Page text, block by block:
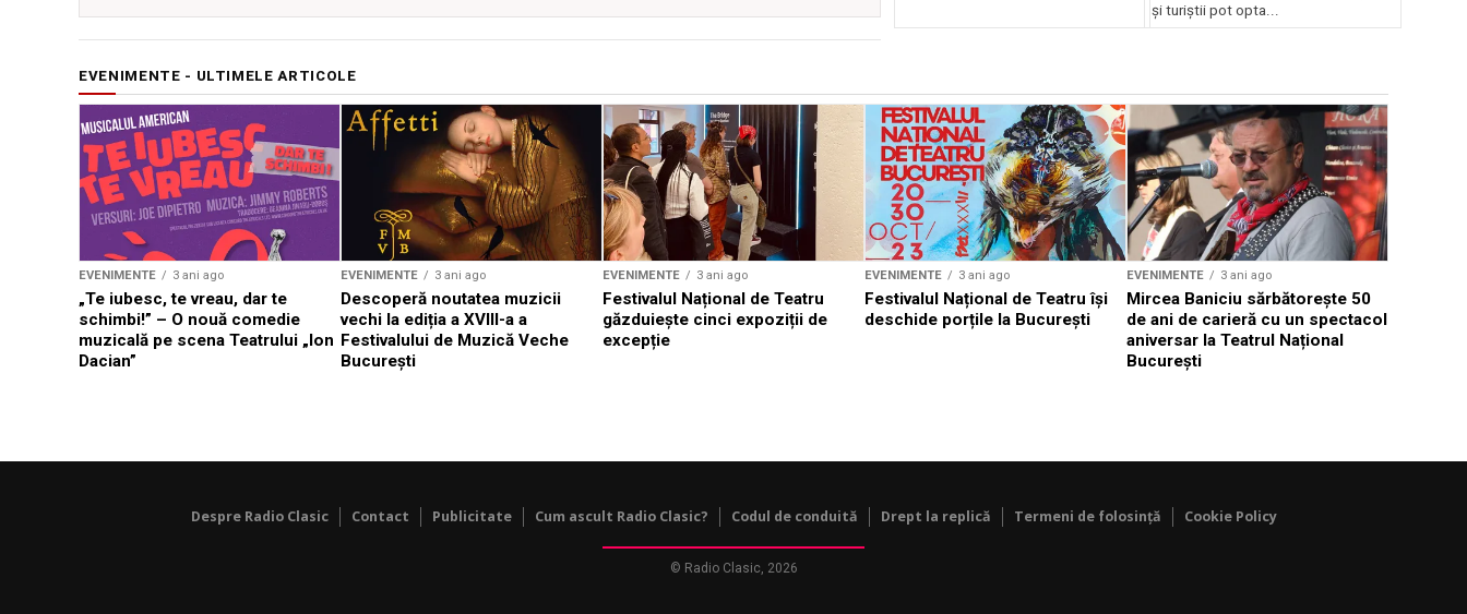
și turiștii pot opta...
EVENIMENTE - ULTIMELE ARTICOLE
EVENIMENTE 3 ani ago
„Te iubesc, te vreau, dar te
schimbi!” – O nouă comedie
muzicală pe scena Teatrului „Ion
Dacian”
EVENIMENTE 3 ani ago
Descoperă noutatea muzicii
vechi la ediția a XVIII-a a
Festivalului de Muzică Veche
București
EVENIMENTE 3 ani ago
Festivalul Național de Teatru
găzduiește cinci expoziții de
excepție
EVENIMENTE 3 ani ago
Festivalul Național de Teatru își
deschide porțile la București
EVENIMENTE 3 ani ago
Mircea Baniciu sărbătorește 50
de ani de carieră cu un spectacol
aniversar la Teatrul Național
București
Despre Radio Clasic Contact Publicitate Cum ascult Radio Clasic? Codul de conduită Drept la replică Termeni de folosință Cookie Policy
© Radio Clasic, 2026